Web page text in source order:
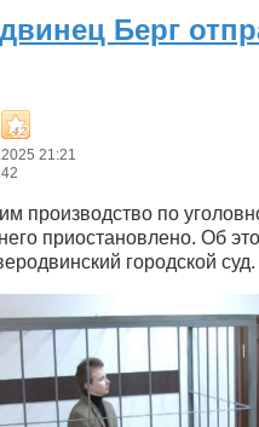
Берг
21:21
производство по
приостановлено. Об
городской суд.